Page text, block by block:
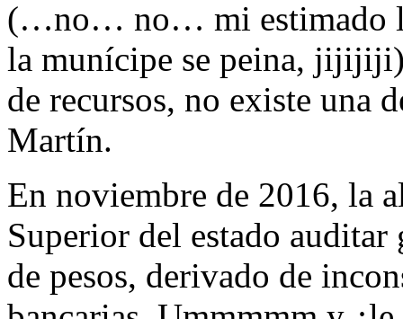
(…no… no… mi estimado
la munícipe se peina,
de recursos, no existe
Martín.
En noviembre de 2016, la
Superior del estado
de pesos, derivado de